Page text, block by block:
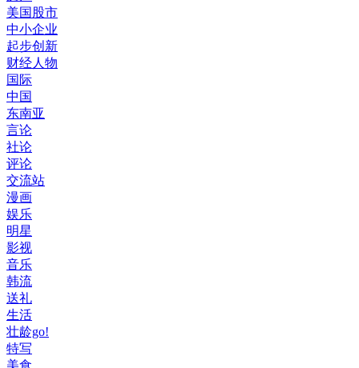
美国股市
中小企业
起步创新
财经人物
国际
中国
东南亚
言论
社论
评论
交流站
漫画
娱乐
明星
影视
音乐
韩流
送礼
生活
壮龄go!
特写
美食